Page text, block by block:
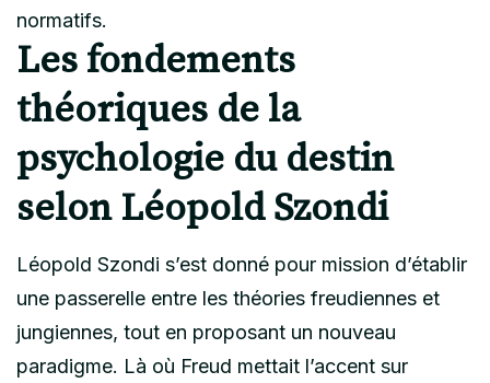
normatifs.
Les fondements
théoriques de la
psychologie du destin
selon Léopold Szondi
Léopold Szondi s’est donné pour mission d’établir
une passerelle entre les théories freudiennes et
jungiennes, tout en proposant un nouveau
paradigme. Là où Freud mettait l’accent sur